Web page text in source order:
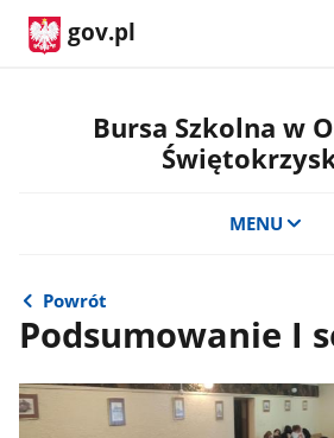
gov.pl
Bursa Szkolna w
MENU
Powrót
Podsumowanie I